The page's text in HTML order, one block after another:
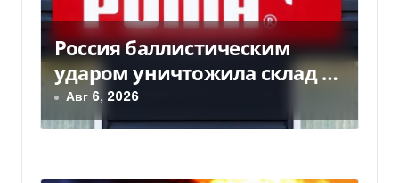
п
о
з
а
Россия баллистическим
ударом уничтожила склад с
товарами PUMA: детали
Авг 6, 2026